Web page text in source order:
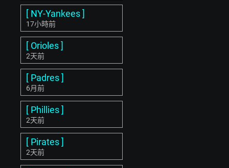
[ NY-Yankees ]
17小時前
[ Orioles ]
2天前
[ Padres ]
6月前
[ Phillies ]
2天前
[ Pirates ]
2天前